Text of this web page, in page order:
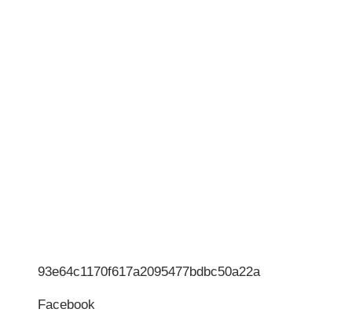
93e64c1170f617a2095477bdbc50a22a
Facebook